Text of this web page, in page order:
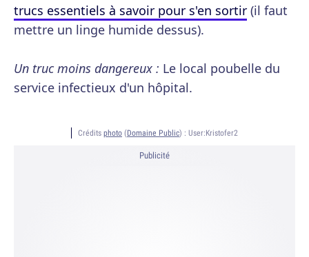
trucs essentiels à savoir pour s'en sortir (il faut
mettre un linge humide dessus).
Un truc moins dangereux : Le local poubelle du
service infectieux d'un hôpital.
Crédits photo (Domaine Public) : User:Kristofer2
Publicité